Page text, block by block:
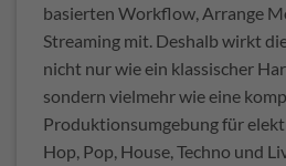
basierten Workflow, Arrange
Streaming mit. Deshalb wirkt
nicht nur wie ein klassischer
sondern vielmehr wie eine
Produktionsumgebung für
Hop, Pop, House, Techno und